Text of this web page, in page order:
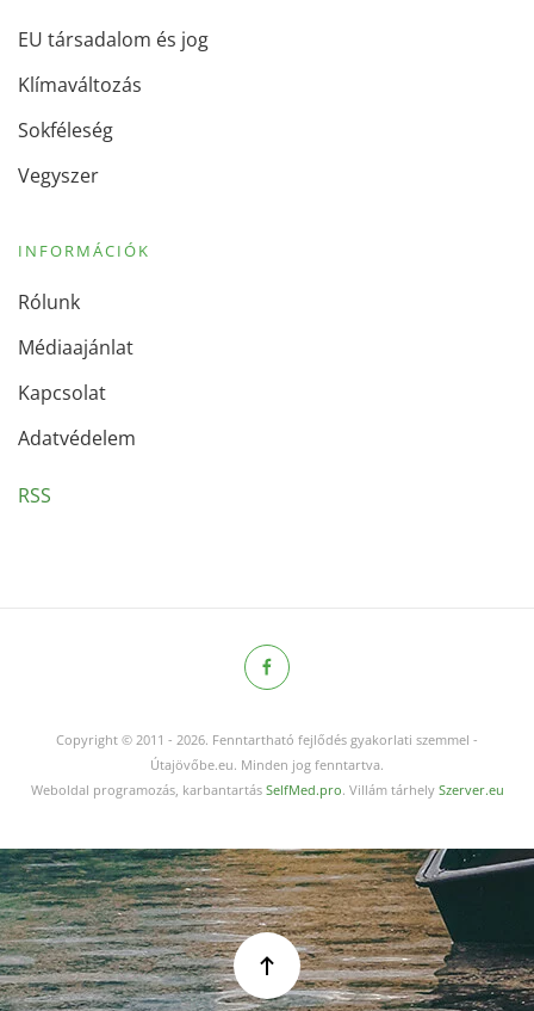
EU társadalom és jog
Klímaváltozás
Sokféleség
Vegyszer
INFORMÁCIÓK
Rólunk
Médiaajánlat
Kapcsolat
Adatvédelem
RSS
Copyright © 2011 - 2026. Fenntartható fejlődés gyakorlati szemmel -
Útajövőbe.eu. Minden jog fenntartva.
Weboldal programozás, karbantartás SelfMed.pro. Villám tárhely Szerver.eu